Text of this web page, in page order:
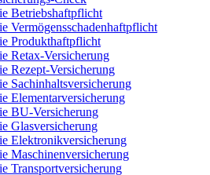
Betriebshaftpflicht
Vermögensschadenhaftpflicht
Produkthaftpflicht
Retax-Versicherung
Rezept-Versicherung
Sachinhaltsversicherung
Elementarversicherung
BU-Versicherung
Glasversicherung
Elektronikversicherung
Maschinenversicherung
Transportversicherung